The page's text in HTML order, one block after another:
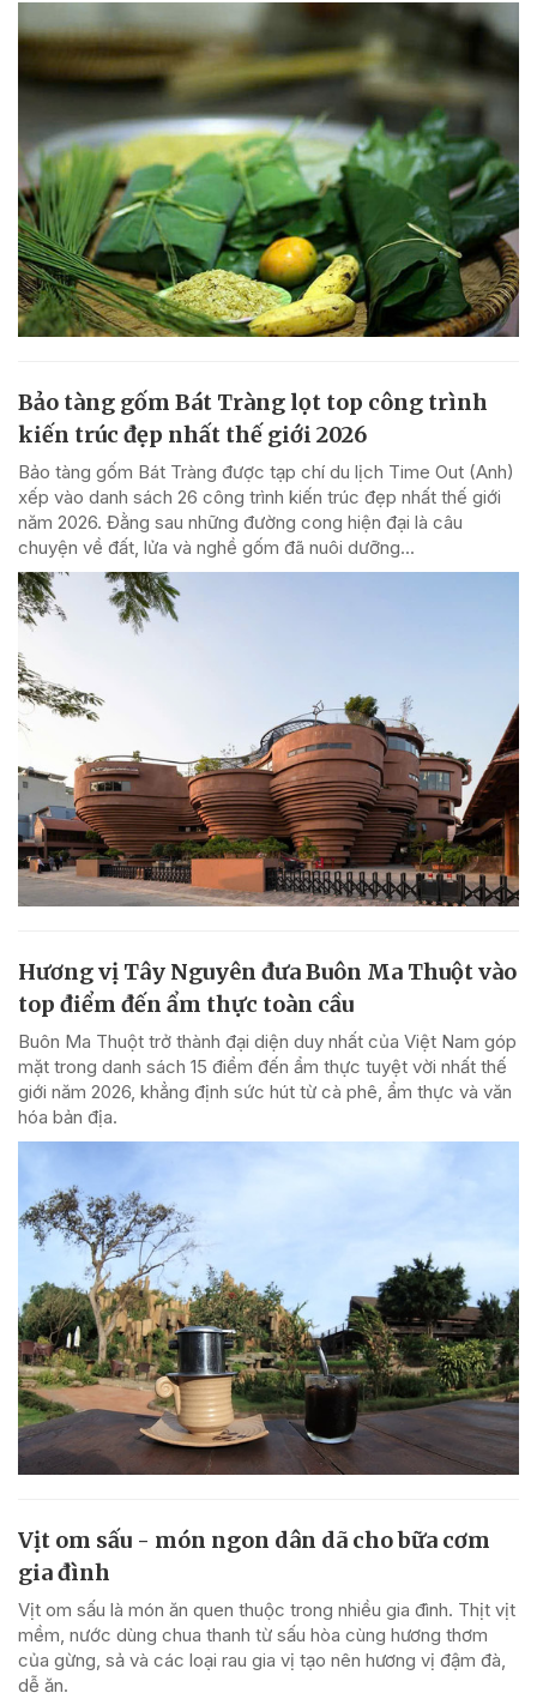
Bảo tàng gốm Bát Tràng lọt top công trình
kiến trúc đẹp nhất thế giới 2026
Bảo tàng gốm Bát Tràng được tạp chí du lịch Time Out (Anh)
xếp vào danh sách 26 công trình kiến trúc đẹp nhất thế giới
năm 2026. Đằng sau những đường cong hiện đại là câu
chuyện về đất, lửa và nghề gốm đã nuôi dưỡng...
Hương vị Tây Nguyên đưa Buôn Ma Thuột vào
top điểm đến ẩm thực toàn cầu
Buôn Ma Thuột trở thành đại diện duy nhất của Việt Nam góp
mặt trong danh sách 15 điểm đến ẩm thực tuyệt vời nhất thế
giới năm 2026, khẳng định sức hút từ cà phê, ẩm thực và văn
hóa bản địa.
Vịt om sấu - món ngon dân dã cho bữa cơm
gia đình
Vịt om sấu là món ăn quen thuộc trong nhiều gia đình. Thịt vịt
mềm, nước dùng chua thanh từ sấu hòa cùng hương thơm
của gừng, sả và các loại rau gia vị tạo nên hương vị đậm đà,
dễ ăn.